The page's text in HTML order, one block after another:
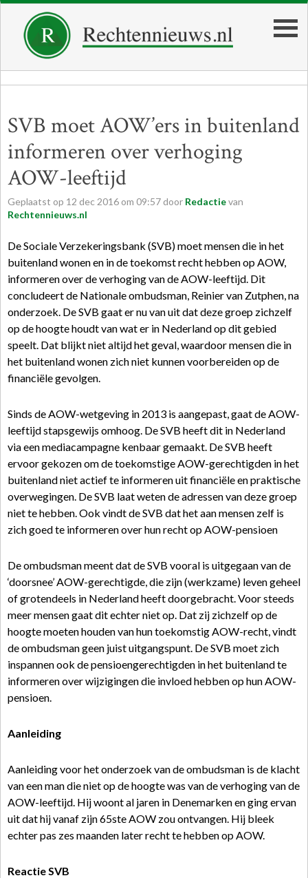
SVB moet AOW’ers in buitenland
informeren over verhoging
AOW-leeftijd
Geplaatst op 12 dec 2016 om 09:57 door Redactievan
Rechtennieuws.nl
De Sociale Verzekeringsbank (SVB) moet mensen die in het
buitenland wonen en in de toekomst recht hebben op AOW,
informeren over de verhoging van de AOW-leeftijd. Dit
concludeert de Nationale ombudsman, Reinier van Zutphen, na
onderzoek. De SVB gaat er nu van uit dat deze groep zichzelf
op de hoogte houdt van wat er in Nederland op dit gebied
speelt. Dat blijkt niet altijd het geval, waardoor mensen die in
het buitenland wonen zich niet kunnen voorbereiden op de
financiële gevolgen.
Sinds de AOW-wetgeving in 2013 is aangepast, gaat de AOW-
leeftijd stapsgewijs omhoog. De SVB heeft dit in Nederland
via een mediacampagne kenbaar gemaakt. De SVB heeft
ervoor gekozen om de toekomstige AOW-gerechtigden in het
buitenland niet actief te informeren uit financiële en praktische
overwegingen. De SVB laat weten de adressen van deze groep
niet te hebben. Ook vindt de SVB dat het aan mensen zelf is
zich goed te informeren over hun recht op AOW-pensioen
De ombudsman meent dat de SVB vooral is uitgegaan van de
‘doorsnee’ AOW-gerechtigde, die zijn (werkzame) leven geheel
of grotendeels in Nederland heeft doorgebracht. Voor steeds
meer mensen gaat dit echter niet op. Dat zij zichzelf op de
hoogte moeten houden van hun toekomstig AOW-recht, vindt
de ombudsman geen juist uitgangspunt. De SVB moet zich
inspannen ook de pensioengerechtigden in het buitenland te
informeren over wijzigingen die invloed hebben op hun AOW-
pensioen.
Aanleiding
Aanleiding voor het onderzoek van de ombudsman is de klacht
van een man die niet op de hoogte was van de verhoging van de
AOW-leeftijd. Hij woont al jaren in Denemarken en ging ervan
uit dat hij vanaf zijn 65ste AOW zou ontvangen. Hij bleek
echter pas zes maanden later recht te hebben op AOW.
Reactie SVB